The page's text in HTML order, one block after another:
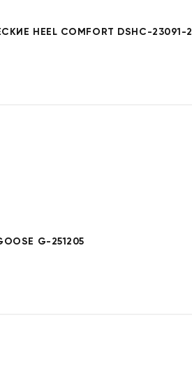
HEEL COMFORT DSHC-23091-2
G-251205